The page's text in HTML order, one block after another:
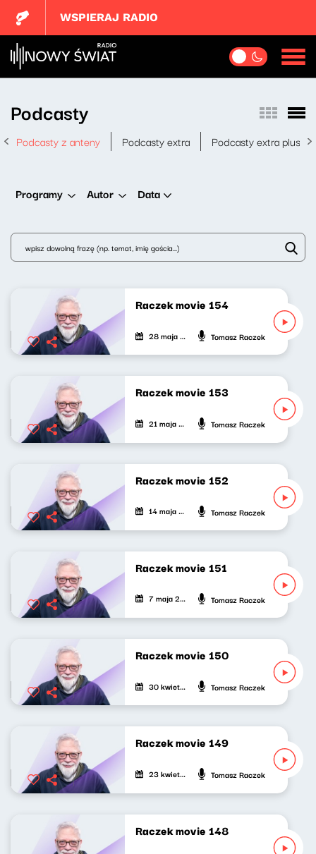
WSPIERAJ RADIO
Podcasty
Podcasty z anteny Podcasty extra Podcasty extra plus
Programy Autor Data
Raczek movie 154
28 maja 2023 Tomasz Raczek
Raczek movie 153
21 maja 2023 Tomasz Raczek
Raczek movie 152
14 maja 2023 Tomasz Raczek
Raczek movie 151
7 maja 2023 Tomasz Raczek
Raczek movie 150
30 kwietnia 2023 Tomasz Raczek
Raczek movie 149
23 kwietnia 2023 Tomasz Raczek
Raczek movie 148